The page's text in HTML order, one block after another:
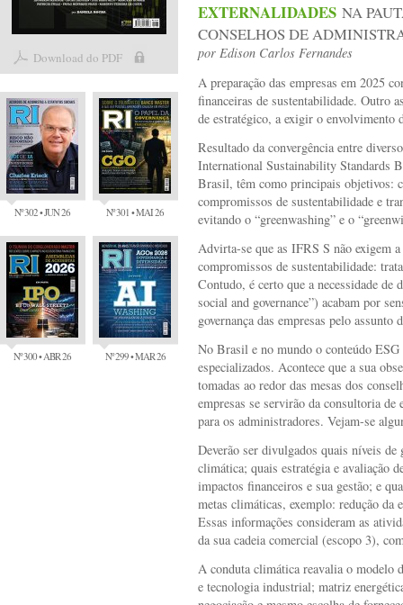
Download do PDF
Nº 302 • JUN 26 Nº 301 • MAI 26
Nº 300 • ABR 26 Nº 299 • MAR 26
EXTERNALIDADES NA
CONSELHOS DE
por Edison Carlos Fernandes
A preparação das empresas em 2025
financeiras de sustentabilidade. Outro
de estratégico, a exigir o envolvimento
Resultado da convergência entre
International Sustainability Standards
Brasil, têm como principais objetivos:
compromissos de sustentabilidade e
evitando o “greenwashing” e o
Advirta-se que as IFRS S não exigem
compromissos de sustentabilidade:
Contudo, é certo que a necessidade
social and governance”) acabam por
governança das empresas pelo assunto
No Brasil e no mundo o conteúdo
especializados. Acontece que a sua
tomadas ao redor das mesas dos
empresas se servirão da consultoria de
para os administradores. Vejam-se
Deverão ser divulgados quais níveis de
climática; quais estratégia e avaliação
impactos financeiros e sua gestão; e
metas climáticas, exemplo: redução da
Essas informações consideram as
da sua cadeia comercial (escopo 3),
A conduta climática reavalia o modelo
e tecnologia industrial; matriz